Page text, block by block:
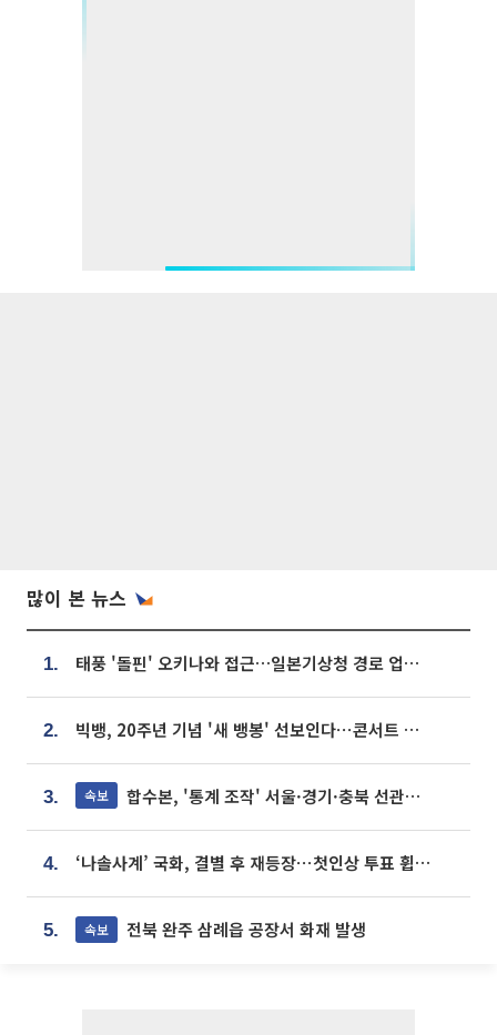
많이 본 뉴스
1. 태풍 '돌핀' 오키나와 접근…일본기상청 경로 업데이트
2. 빅뱅, 20주년 기념 '새 뱅봉' 선보인다⋯콘서트 앞두고 팝업 개최
3. 속보 합수본, '통계 조작' 서울·경기·충북 선관위 등 추가 압수수색
4. ‘나솔사계’ 국화, 결별 후 재등장⋯첫인상 투표 휩쓸고 ‘인기녀’ 등극
5. 속보 전북 완주 삼례읍 공장서 화재 발생